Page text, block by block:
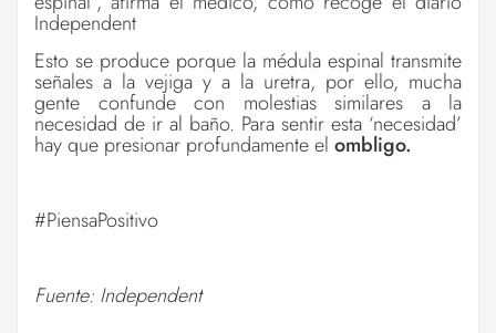
Independent
Esto se produce porque la médula espinal transmite
señales a la vejiga y a la uretra, por ello, mucha
gente confunde con molestias similares a la
necesidad de ir al baño. Para sentir esta ‘necesidad’
hay que presionar profundamente el ombligo.
#PiensaPositivo
Fuente: Independent